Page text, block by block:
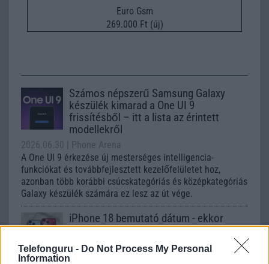
Telefonguru - Do Not Process My Personal
Information
Euro Gsm
269.000 Ft (új)
Számos népszerű Samsung Galaxy
készülék kimarad a One UI 9
frissítésből – itt a lista az érintett
modellekről
2026.06.30
| Phone Arena
A One UI 9 érkezése új mesterséges intelligencia-
funkciókat és továbbfejlesztett kezelőfelületet hoz,
azonban több korábbi csúcskategóriás és középkategóriás
Galaxy készülék számára ez lesz az út vége.
iPhone 18 bemutató dátum - ekkor
rántja le a leplet az Apple az új
csúcsmobilokról
2026.06.29
| Phone Arena